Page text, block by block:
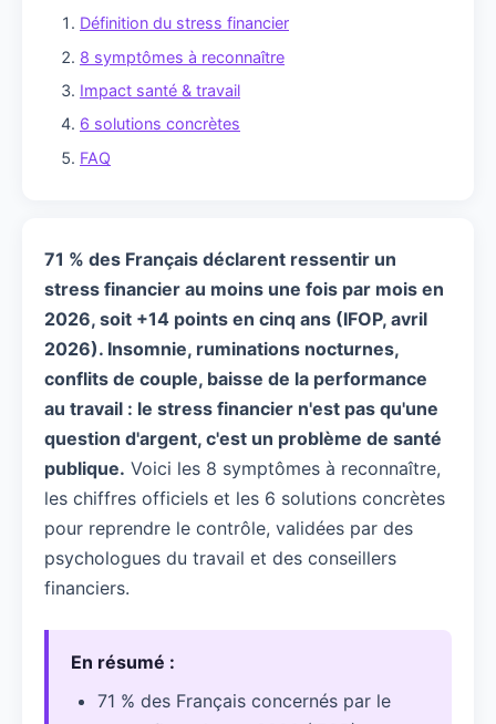
Définition du stress financier
8 symptômes à reconnaître
Impact santé & travail
6 solutions concrètes
FAQ
71 % des Français déclarent ressentir un
stress financier au moins une fois par mois en
2026, soit +14 points en cinq ans (IFOP, avril
2026). Insomnie, ruminations nocturnes,
conflits de couple, baisse de la performance
au travail : le stress financier n'est pas qu'une
question d'argent, c'est un problème de santé
publique. Voici les 8 symptômes à reconnaître,
les chiffres officiels et les 6 solutions concrètes
pour reprendre le contrôle, validées par des
psychologues du travail et des conseillers
financiers.
En résumé :
71 % des Français concernés par le